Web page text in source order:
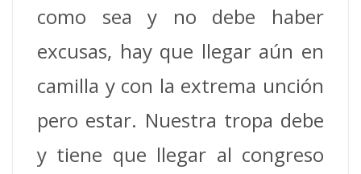
como sea y no debe haber
excusas, hay que llegar aún en
camilla y con la extrema unción
pero estar. Nuestra tropa debe
y tiene que llegar al congreso